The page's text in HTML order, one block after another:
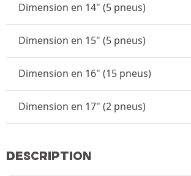
Dimension en 14" (5 pneus)
Dimension en 15" (5 pneus)
Dimension en 16" (15 pneus)
Dimension en 17" (2 pneus)
DESCRIPTION